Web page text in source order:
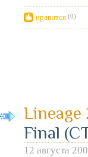
нравится (0)
Lineage
Final
12 августа